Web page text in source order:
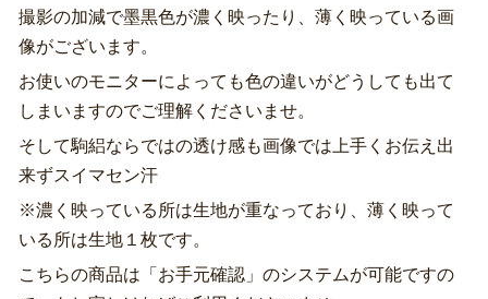
撮影の加減で墨黒色が濃く映ったり、薄く映っている画
像がございます。
お使いのモニターによっても色の違いがどうしても出て
しまいますのでご理解くださいませ。
そして駒絽ならではの透け感も画像では上手くお伝え出
来ずスイマセン汗
※濃く映っている所は生地が重なっており、薄く映って
いる所は生地１枚です。
こちらの商品は「お手元確認」のシステムが可能ですの